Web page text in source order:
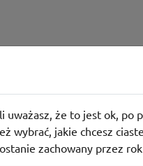
uważasz, że to jest ok, po
wybrać, jakie chcesz
zachowany przez